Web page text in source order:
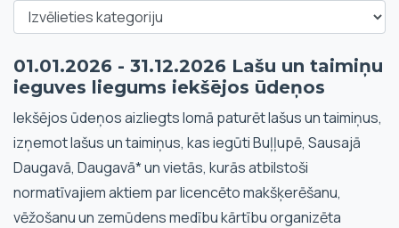
01.01.2026 - 31.12.2026 Lašu un taimiņu
ieguves liegums iekšējos ūdeņos
Iekšējos ūdeņos aizliegts lomā paturēt lašus un taimiņus,
izņemot lašus un taimiņus, kas iegūti Buļļupē, Sausajā
Daugavā, Daugavā* un vietās, kurās atbilstoši
normatīvajiem aktiem par licencēto makšķerēšanu,
vēžošanu un zemūdens medību kārtību organizēta